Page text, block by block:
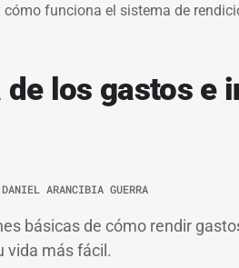
funciona el sistema de
los gastos e
DANIEL ARANCIBIA GUERRA
básicas de cómo rendir
vida más fácil.